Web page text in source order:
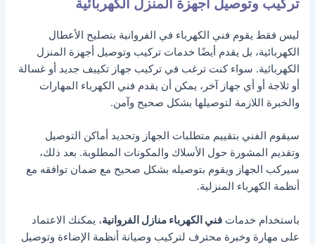
تركيب وتوصيل أجهزة المنزل الكهربائية
ليس فقط يقوم فني الكهرباء في الفروانية بتصليح الأعطال
الكهربائية، بل يقدم أيضًا خدمات تركيب وتوصيل أجهزة المنزل
الكهربائية. سواء كنت ترغب في تركيب جهاز تكييف جديد أو غسالة
أو ثلاجة أو أي جهاز آخر، يمكن أن يقدم فني الكهرباء المهارات
والخبرة اللازمة لتوصيلها بشكل صحيح وآمن.
سيقوم الفني بتقييم متطلبات الجهاز وتحديد أماكن التوصيل
وتقديم المشورة حول الأسلاك والمكونات المطلوبة. بعد ذلك،
سيركب الجهاز ويقوم بتوصيله بشكل صحيح مع ضمان توافقه مع
أنظمة الكهرباء المنزلية.
باستخدام خدماتفني الكهرباء منازل الفروانية، يمكنك الاعتماد
على مهارة وخبرة محترف لتركيب وصيانة أنظمة الإضاءة وتوصيل